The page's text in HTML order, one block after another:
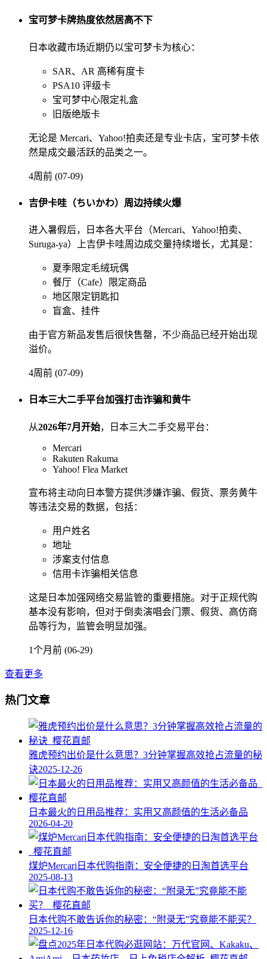
宝可梦卡牌热度依然居高不下
日本收藏市场近期仍以宝可梦卡为核心：
SAR、AR 高稀有度卡
PSA10 评级卡
宝可梦中心限定礼盒
旧版绝版卡
无论是 Mercari、Yahoo!拍卖还是专业卡店，宝可梦卡依
然是成交最活跃的品类之一。
4周前 (07-09)
吉伊卡哇（ちいかわ）周边持续火爆
进入暑假后，日本各大平台（Mercari、Yahoo!拍卖、
Suruga-ya）上吉伊卡哇周边成交量持续增长，尤其是：
夏季限定毛绒玩偶
餐厅（Cafe）限定商品
地区限定钥匙扣
盲盒、挂件
由于官方新品发售后很快售罄，不少商品已经开始出现
溢价。
4周前 (07-09)
日本三大二手平台加强打击诈骗和黄牛
从2026年7月开始，日本三大二手交易平台：
Mercari
Rakuten Rakuma
Yahoo! Flea Market
宣布将主动向日本警方提供涉嫌诈骗、假货、票务黄牛
等违法交易的数据，包括：
用户姓名
地址
涉案支付信息
信用卡诈骗相关信息
这是日本加强网络交易监管的重要措施。对于正规代购
基本没有影响，但对于倒卖演唱会门票、假货、高仿商
品等行为，监管会明显加强。
1个月前 (06-29)
查看更多
热门文章
雅虎预约出价是什么意思？3分钟掌握高效抢占流量的秘
诀2025-12-26
日本最火的日用品推荐：实用又高颜值的生活必备品
2026-04-20
煤炉Mercari日本代购指南：安全便捷的日淘首选平台
2025-08-13
日本代购不敢告诉你的秘密：“附录无”究竟能不能买？
2025-12-16